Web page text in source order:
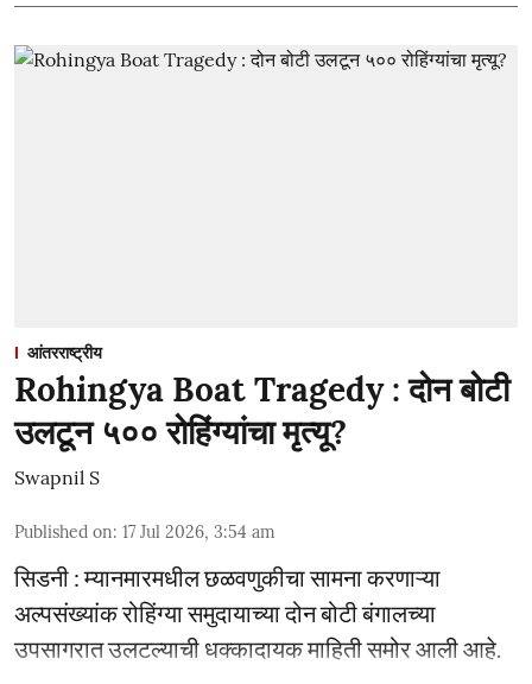
आंतरराष्ट्रीय
Rohingya Boat Tragedy : दोन बोटी
उलटून ५०० रोहिंग्यांचा मृत्यू?
Swapnil S
Published on: 17 Jul 2026, 3:54 am
सिडनी : म्यानमारमधील छळवणुकीचा सामना करणाऱ्या
अल्पसंख्यांक रोहिंग्या समुदायाच्या दोन बोटी बंगालच्या
उपसागरात उलटल्याची धक्कादायक माहिती समोर आली आहे.